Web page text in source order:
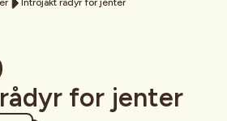
Introjakt rådyr for jenter
for jenter